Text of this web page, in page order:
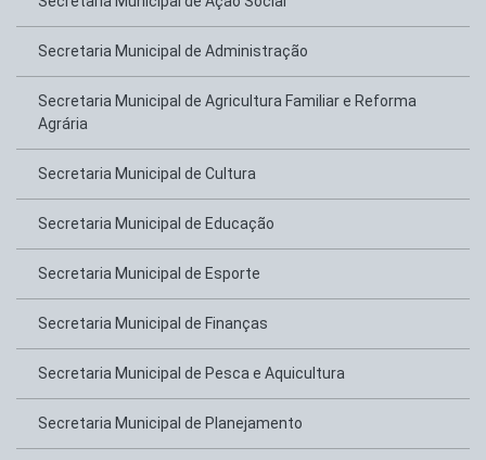
Secretaria Municipal de Administração
Secretaria Municipal de Agricultura Familiar e Reforma
Agrária
Secretaria Municipal de Cultura
Secretaria Municipal de Educação
Secretaria Municipal de Esporte
Secretaria Municipal de Finanças
Secretaria Municipal de Pesca e Aquicultura
Secretaria Municipal de Planejamento